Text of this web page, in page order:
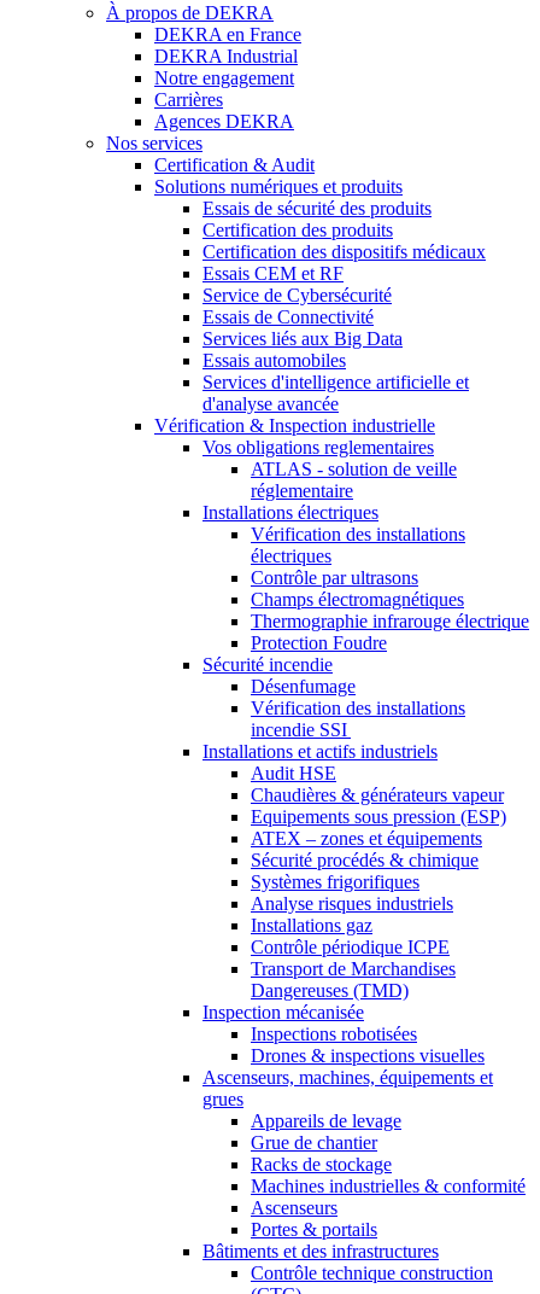
À propos de DEKRA
DEKRA en France
DEKRA Industrial
Notre engagement
Carrières
Agences DEKRA
Nos services
Certification & Audit
Solutions numériques et produits
Essais de sécurité des produits
Certification des produits
Certification des dispositifs médicaux
Essais CEM et RF
Service de Cybersécurité
Essais de Connectivité
Services liés aux Big Data
Essais automobiles
Services d'intelligence artificielle et
d'analyse avancée
Vérification & Inspection industrielle
Vos obligations reglementaires
ATLAS - solution de veille
réglementaire
Installations électriques
Vérification des installations
électriques
Contrôle par ultrasons
Champs électromagnétiques
Thermographie infrarouge électrique
Protection Foudre
Sécurité incendie
Désenfumage
Vérification des installations
incendie SSI
Installations et actifs industriels
Audit HSE
Chaudières & générateurs vapeur
Equipements sous pression (ESP)
ATEX – zones et équipements
Sécurité procédés & chimique
Systèmes frigorifiques
Analyse risques industriels
Installations gaz
Contrôle périodique ICPE
Transport de Marchandises
Dangereuses (TMD)
Inspection mécanisée
Inspections robotisées
Drones & inspections visuelles
Ascenseurs, machines, équipements et
grues
Appareils de levage
Grue de chantier
Racks de stockage
Machines industrielles & conformité
Ascenseurs
Portes & portails
Bâtiments et des infrastructures
Contrôle technique construction